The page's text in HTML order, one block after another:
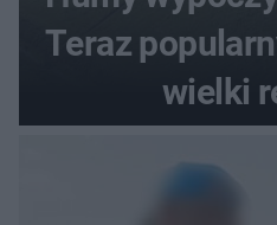
Teraz
wielki